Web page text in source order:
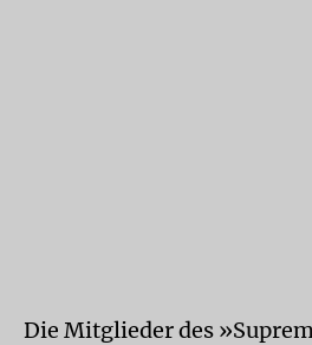
Die Mitglieder des